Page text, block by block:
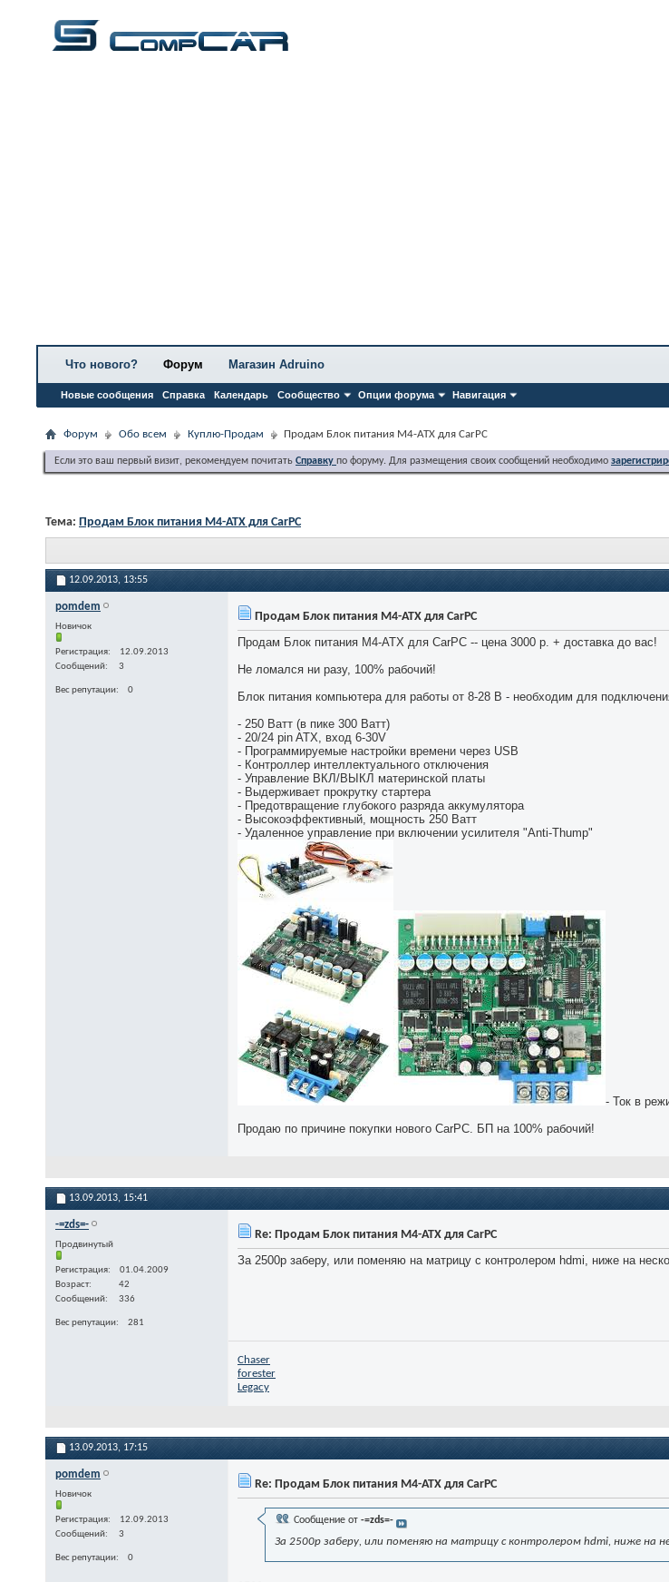
Что нового? Форум
Новые сообщения Справка Календарь Сообщество Опции форума Навигация
Магазин Adruino
Форум Обо всем Куплю-Продам Продам Блок питания M4-ATX для CarPC
Если это ваш первый визит, рекомендуем почитать Справку по форуму. Для размещения своих сообщений необходимо
Тема: Продам Блок питания M4-ATX для CarPC
12.09.2013, 13:55
pomdem
Новичок
Регистрация
12.09.2013
Сообщений
3
Вес репутации 0
Продам Блок питания M4-ATX для CarPC
Продам Блок питания M4-ATX для CarPC -- цена 3000 р. + доставка до вас!
Не ломался ни разу, 100% рабочий!
Блок питания компьютера для работы от 8-28 В - необходим для
- 250 Ватт (в пике 300 Ватт)
- 20/24 pin ATX, вход 6-30V
- Программируемые настройки времени через USB
- Контроллер интеллектуального отключения
- Управление ВКЛ/ВЫКЛ материнской платы
- Выдерживает прокрутку стартера
- Предотвращение глубокого разряда аккумулятора
- Высокоэффективный, мощность 250 Ватт
- Удаленное управление при включении усилителя "Anti-Thump"
- Ток в
Продаю по причине покупки нового CarPC. БП на 100% рабочий!
13.09.2013, 15:41
-=zds=-
Продвинутый
Регистрация
01.04.2009
Возраст
42
Сообщений
336
Вес репутации 281
Re: Продам Блок питания M4-ATX для CarPC
За 2500р заберу, или поменяю на матрицу с контролером hdmi, ниже на
Chaser
forester
Legacy
13.09.2013, 17:15
pomdem
Новичок
Регистрация
12.09.2013
Сообщений
3
Вес репутации 0
Re: Продам Блок питания M4-ATX для CarPC
Сообщение от -=zds=-
За 2500р заберу, или поменяю на матрицу с контролером hdmi, ниже на